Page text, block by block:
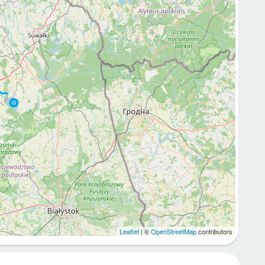
Leaflet | ©OpenStreetMapcontributors